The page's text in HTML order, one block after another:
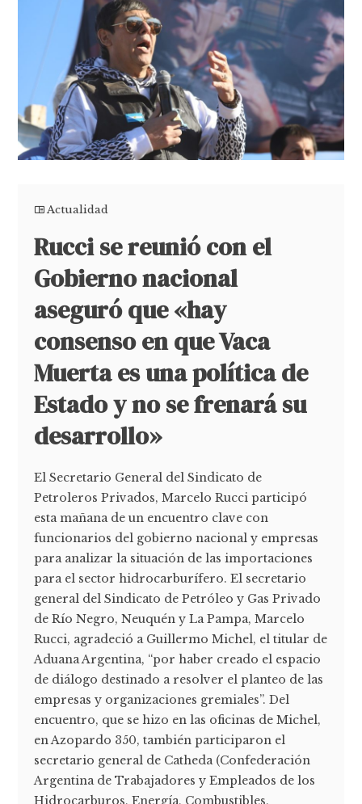
Actualidad
Rucci se reunió con el
Gobierno nacional
aseguró que «hay
consenso en que Vaca
Muerta es una política de
Estado y no se frenará su
desarrollo»
El Secretario General del Sindicato de
Petroleros Privados, Marcelo Rucci participó
esta mañana de un encuentro clave con
funcionarios del gobierno nacional y empresas
para analizar la situación de las importaciones
para el sector hidrocarburífero. El secretario
general del Sindicato de Petróleo y Gas Privado
de Río Negro, Neuquén y La Pampa, Marcelo
Rucci, agradeció a Guillermo Michel, el titular de
Aduana Argentina, “por haber creado el espacio
de diálogo destinado a resolver el planteo de las
empresas y organizaciones gremiales”. Del
encuentro, que se hizo en las oficinas de Michel,
en Azopardo 350, también participaron el
secretario general de Catheda (Confederación
Argentina de Trabajadores y Empleados de los
Hidrocarburos, Energía, Combustibles,